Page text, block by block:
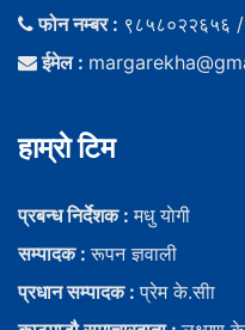
फोन नम्बर : ९८५८०२२६५६
ईमेल :
हाम्राे टिम
प्रबन्ध निर्देशक :मधु याेगी
सम्पादक :रूपन ज्ञवाली
प्रधान सम्पादक :प्रेम के.सीा